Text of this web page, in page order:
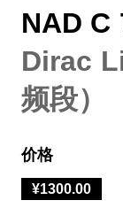
NAD C
Dirac
频段）
价格
¥1300.00